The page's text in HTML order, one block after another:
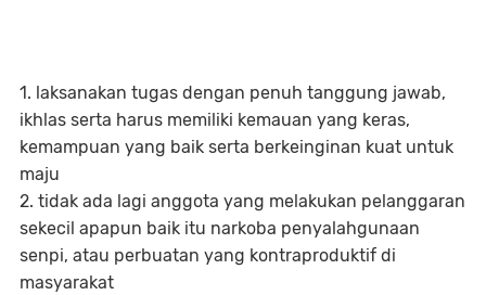
1. laksanakan tugas dengan penuh tanggung jawab,
ikhlas serta harus memiliki kemauan yang keras,
kemampuan yang baik serta berkeinginan kuat untuk
maju
2. tidak ada lagi anggota yang melakukan pelanggaran
sekecil apapun baik itu narkoba penyalahgunaan
senpi, atau perbuatan yang kontraproduktif di
masyarakat